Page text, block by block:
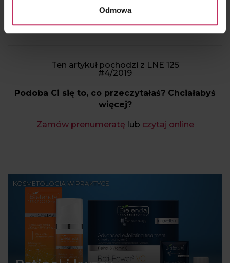
Odmowa
Ten artykuł pochodzi z LNE 125
#4/2019
Podoba Ci się to, co przeczytałaś? Chciałabyś
więcej?
Zamów prenumeratę lub czytaj online
KOSMETOLOGIA W PRAKTYCE